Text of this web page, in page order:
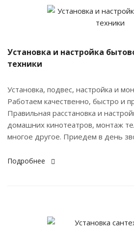
Установка и настройка
техники
Установка, подвес, настройка и
Работаем качественно, быстро и
Правильная расстановка и
домашних кинотеатров, монтаж
многое другое. Приедем в день
Подробнее